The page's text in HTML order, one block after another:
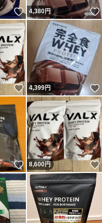
いいね！
4,380円
いいね！
4,399円
いいね！
8,600円